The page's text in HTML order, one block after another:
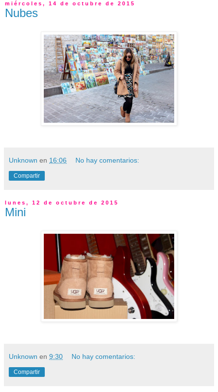
miércoles, 14 de octubre de 2015
Nubes
Unknown en 16:06 No hay comentarios:
Compartir
lunes, 12 de octubre de 2015
Mini
Unknown en 9:30 No hay comentarios:
Compartir